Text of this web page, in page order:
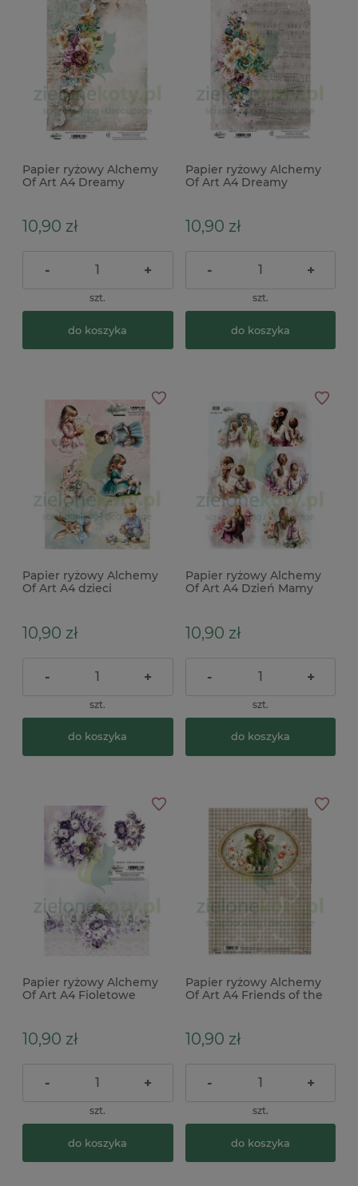
Papier ryżowy Alchemy
Of Art A4 Dreamy
10,90 zł
- +
szt.
do koszyka
Papier ryżowy Alchemy
Of Art A4 Dreamy
10,90 zł
- +
szt.
do koszyka
Papier ryżowy Alchemy
Of Art A4 dzieci
10,90 zł
- +
szt.
do koszyka
Papier ryżowy Alchemy
Of Art A4 Dzień Mamy
10,90 zł
- +
szt.
do koszyka
Papier ryżowy Alchemy
Of Art A4 Fioletowe
10,90 zł
- +
szt.
do koszyka
Papier ryżowy Alchemy
Of Art A4 Friends of the
10,90 zł
- +
szt.
do koszyka